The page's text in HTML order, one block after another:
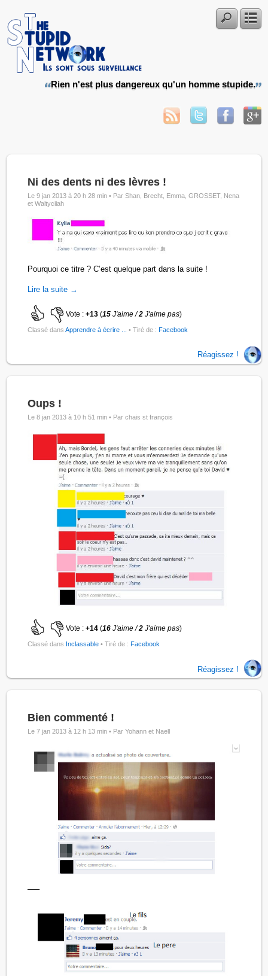
Rien n'est plus dangereux qu'un homme stupide.
Ni des dents ni des lèvres !
Le 9 jan 2013 à 20 h 28 min • Par Shan, Brecht, Emma, GROSSET, Nena
et Waltyciiah
Pourquoi ce titre ? C’est quelque part dans la suite !
Lire la suite →
Vote :+13 (15J'aime /2 J'aime pas)
Classé dansApprendre à écrire ... • Tiré de :Facebook
Réagissez !
Oups !
Le 8 jan 2013 à 10 h 51 min • Par chais st françois
Vote :+14 (16J'aime /2 J'aime pas)
Classé dans Inclassable • Tiré de : Facebook
Réagissez !
Bien commenté !
Le 7 jan 2013 à 12 h 13 min • Par Yohann et Naell
—–